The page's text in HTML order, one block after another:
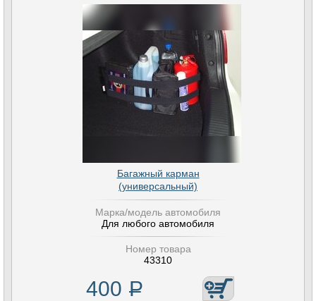
Багажный карман
(универсальный)
Марка/модель автомобиля
Для любого автомобиля
Номер товара
43310
400 Р